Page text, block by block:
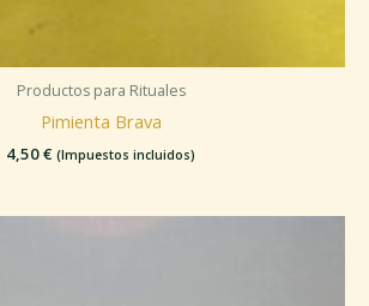
Productos para Rituales
Pimienta Brava
4,50€ (Impuestos incluidos)